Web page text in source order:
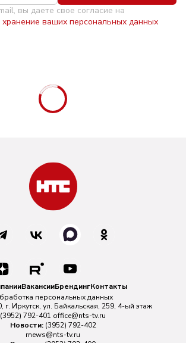
вы даете свое согласие на
хранение ваших персональных данных
ВакансииБрендингКонтакты
персональных данных
г. Иркутск, ул. Байкальская, 259, 4-ый этаж
(3952) 792-401 office@nts-tv.ru
Новости: (3952) 792-402
rnews@nts-tv.ru